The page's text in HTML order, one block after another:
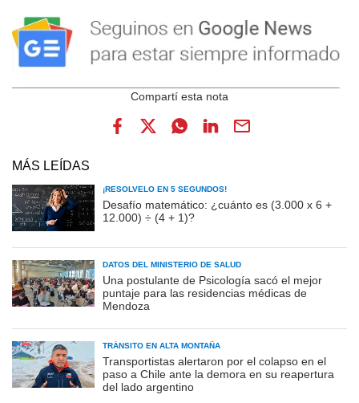
MÁS LEÍDAS
¡RESOLVELO EN 5 SEGUNDOS!
Desafío matemático: ¿cuánto es (3.000 x 6 +
12.000) ÷ (4 + 1)?
DATOS DEL MINISTERIO DE SALUD
Una postulante de Psicología sacó el mejor
puntaje para las residencias médicas de
Mendoza
TRÁNSITO EN ALTA MONTAÑA
Transportistas alertaron por el colapso en el
paso a Chile ante la demora en su reapertura
del lado argentino